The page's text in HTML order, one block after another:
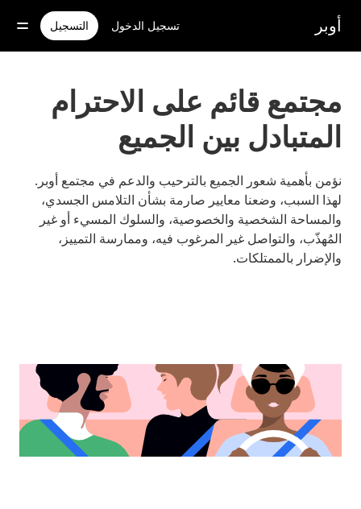
للوصول
المحتوى
أوبر تسجيل الدخول التسجيل
مجتمع قائم على الاحترام
المتبادل بين الجميع
نؤمن بأهمية شعور الجميع بالترحيب والدعم في مجتمع أوبر.
لهذا السبب، وضعنا معايير صارمة بشأن التلامس الجسدي،
والمساحة الشخصية والخصوصية، والسلوك المسيء أو غير
المُهذّب، والتواصل غير المرغوب فيه، وممارسة التمييز،
والإضرار بالممتلكات.